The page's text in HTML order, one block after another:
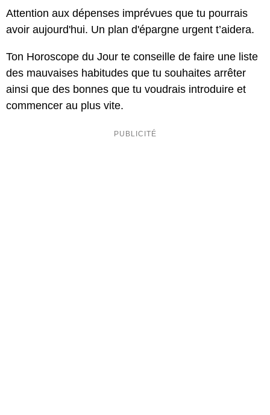
Attention aux dépenses imprévues que tu pourrais
avoir aujourd'hui. Un plan d'épargne urgent t’aidera.
Ton Horoscope du Jour te conseille de faire une liste
des mauvaises habitudes que tu souhaites arrêter
ainsi que des bonnes que tu voudrais introduire et
commencer au plus vite.